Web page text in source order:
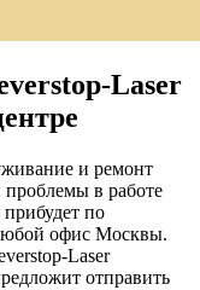
Laser
и ремонт
в работе
по
офис Москвы.
Laser
отправить